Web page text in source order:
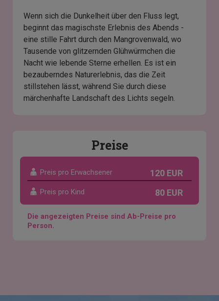
Wenn sich die Dunkelheit über den Fluss legt,
beginnt das magischste Erlebnis des Abends -
eine stille Fahrt durch den Mangrovenwald, wo
Tausende von glitzernden Glühwürmchen die
Nacht wie lebende Sterne erhellen. Es ist ein
bezauberndes Naturerlebnis, das die Zeit
stillstehen lässt, während Sie durch diese
märchenhafte Landschaft des Lichts segeln.
Preise
Preis pro Erwachsener 120 EUR
Preis pro Kind 80 EUR
Die angezeigten Preise sind Ab-Preise pro
Person.